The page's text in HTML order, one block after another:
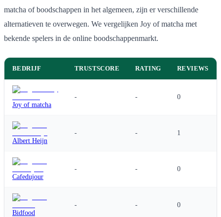
matcha of boodschappen in het algemeen, zijn er verschillende
alternatieven te overwegen. We vergelijken Joy of matcha met
bekende spelers in de online boodschappenmarkt.
BEDRIJF TRUSTSCORE RATING REVIEWS
Joy of matcha
- - 0
Albert Heijn
- - 1
Cafedujour
- - 0
Bidfood
- - 0